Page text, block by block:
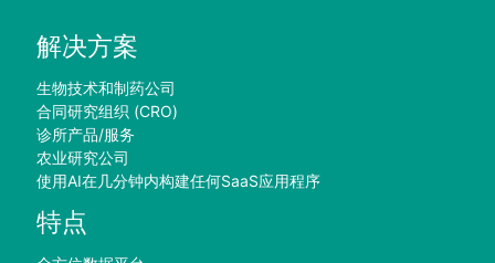
解决方案
生物技术和制药公司
合同研究组织 (CRO)
诊所产品/服务
农业研究公司
使用AI在几分钟内构建任何SaaS应用程序
特点